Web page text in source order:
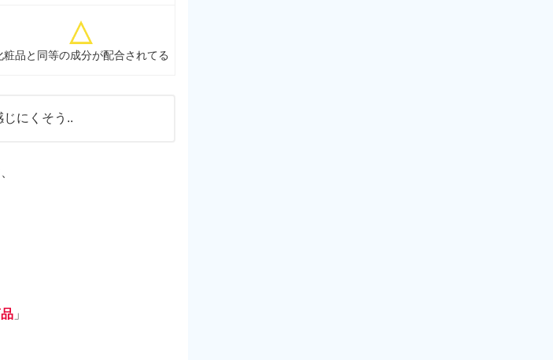
粧品と同等の成分が配合されてる
にくそう..
」